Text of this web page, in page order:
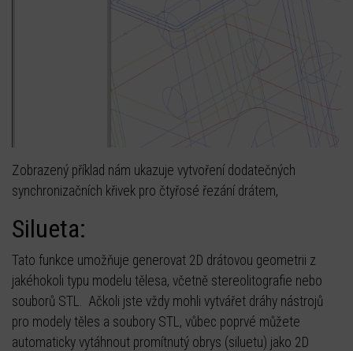
Zobrazený příklad nám ukazuje vytvoření dodatečných
synchronizačních křivek pro čtyřosé řezání drátem,
Silueta:
Tato funkce umožňuje generovat 2D drátovou geometrii z
jakéhokoli typu modelu tělesa, včetně stereolitografie nebo
souborů STL. Ačkoli jste vždy mohli vytvářet dráhy nástrojů
pro modely těles a soubory STL, vůbec poprvé můžete
automaticky vytáhnout promítnutý obrys (siluetu) jako 2D